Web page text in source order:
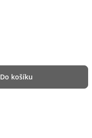
Do košíku